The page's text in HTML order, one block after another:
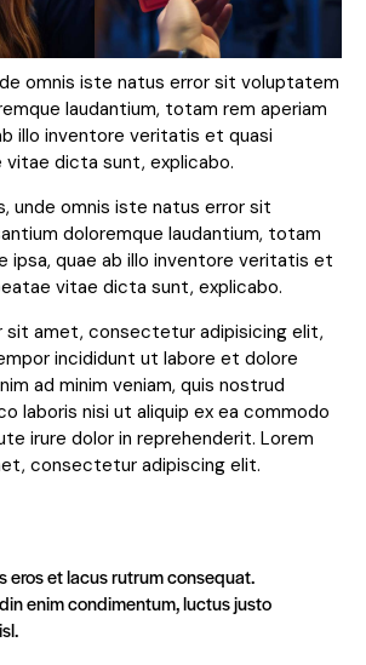
omnis iste natus error sit voluptatem
laudantium, totam rem aperiam
illo inventore veritatis et quasi
dicta sunt, explicabo.
unde omnis iste natus error sit
doloremque laudantium, totam
ipsa, quae ab illo inventore veritatis et
vitae dicta sunt, explicabo.
sit amet, consectetur adipisicing elit,
incididunt ut labore et dolore
ad minim veniam, quis nostrud
laboris nisi ut aliquip ex ea commodo
irure dolor in reprehenderit. Lorem
consectetur adipiscing elit.
eros et lacus rutrum consequat.
enim condimentum, luctus justo